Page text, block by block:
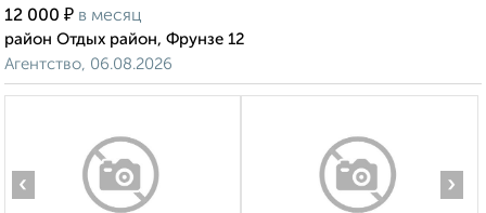
12 000 ₽ в месяц
район Отдых район, Фрунзе 12
Агентство, 06.08.2026
‹ ›